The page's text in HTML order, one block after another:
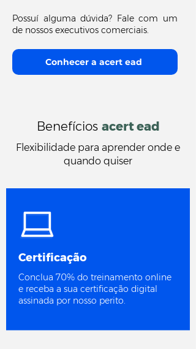
Possuí alguma dúvida? Fale com um
de nossos executivos comerciais.
Conhecer a acert ead
Benefícios acert ead
Flexibilidade para aprender onde e
quando quiser
Certificação
Conclua 70% do treinamento online
e receba a sua certificação digital
assinada por nosso perito.